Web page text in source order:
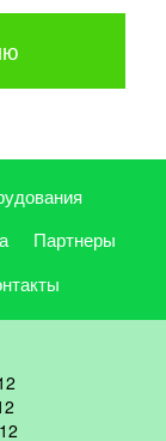
Партнеры